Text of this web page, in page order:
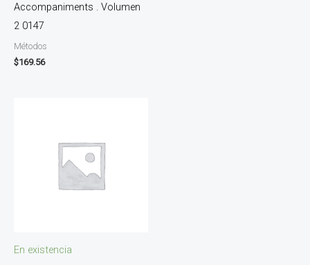
Accompaniments . Volumen
2 0147
Métodos
$169.56
En existencia